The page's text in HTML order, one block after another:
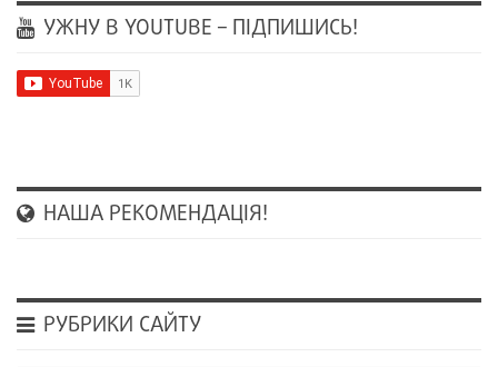
УЖНУ В YOUTUBE – ПІДПИШИСЬ!
НАША РЕКОМЕНДАЦІЯ!
РУБРИКИ САЙТУ